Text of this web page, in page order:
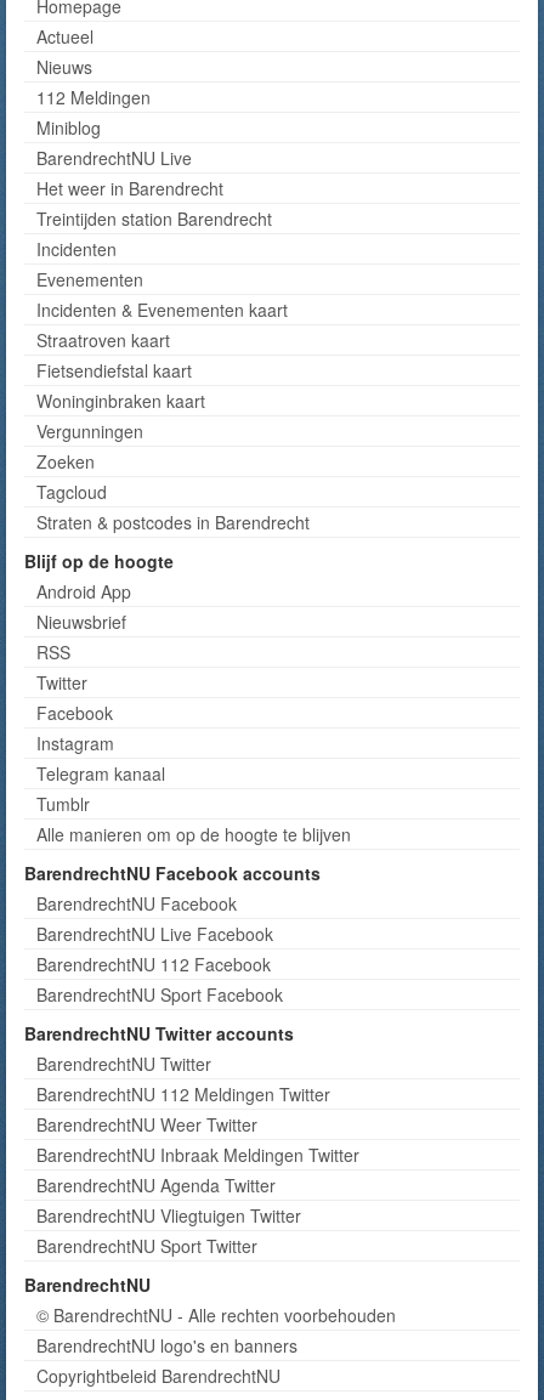
Homepage
Actueel
Nieuws
112 Meldingen
Miniblog
BarendrechtNU Live
Het weer in Barendrecht
Treintijden station Barendrecht
Incidenten
Evenementen
Incidenten & Evenementen kaart
Straatroven kaart
Fietsendiefstal kaart
Woninginbraken kaart
Vergunningen
Zoeken
Tagcloud
Straten & postcodes in Barendrecht
Blijf op de hoogte
Android App
Nieuwsbrief
RSS
Twitter
Facebook
Instagram
Telegram kanaal
Tumblr
Alle manieren om op de hoogte te blijven
BarendrechtNU Facebook accounts
BarendrechtNU Facebook
BarendrechtNU Live Facebook
BarendrechtNU 112 Facebook
BarendrechtNU Sport Facebook
BarendrechtNU Twitter accounts
BarendrechtNU Twitter
BarendrechtNU 112 Meldingen Twitter
BarendrechtNU Weer Twitter
BarendrechtNU Inbraak Meldingen Twitter
BarendrechtNU Agenda Twitter
BarendrechtNU Vliegtuigen Twitter
BarendrechtNU Sport Twitter
BarendrechtNU
© BarendrechtNU - Alle rechten voorbehouden
BarendrechtNU logo's en banners
Copyrightbeleid BarendrechtNU